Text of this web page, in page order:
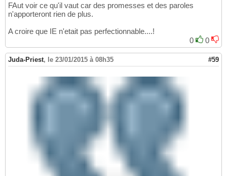
FAut voir ce qu'il vaut car des promesses et des paroles
n'apporteront rien de plus.
A croire que IE n'etait pas perfectionnable....!
0
0
Juda-Priest, le 23/01/2015 à 08h35 #59